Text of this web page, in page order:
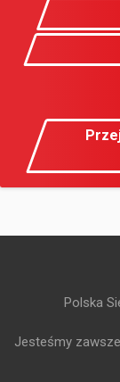
Polska
Jesteśmy